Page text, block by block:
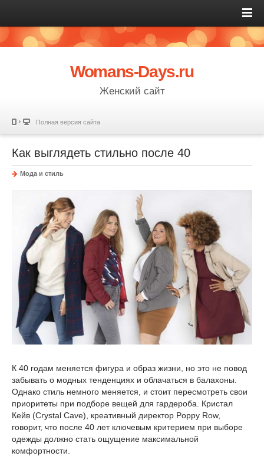
Womans-Days.ru
Женский сайт
Полная версия сайта
Как выглядеть стильно после 40
Мода и стиль
К 40 годам меняется фигура и образ жизни, но это не повод
забывать о модных тенденциях и облачаться в балахоны.
Однако стиль немного меняется, и стоит пересмотреть свои
приоритеты при подборе вещей для гардероба. Кристал
Кейв (Crystal Cave), креативный директор Poppy Row,
говорит, что после 40 лет ключевым критерием при выборе
одежды должно стать ощущение максимальной
комфортности.